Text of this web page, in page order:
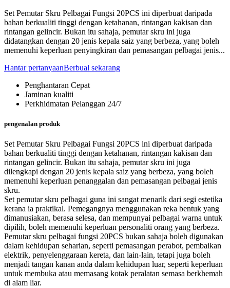
Set Pemutar Skru Pelbagai Fungsi 20PCS ini diperbuat daripada
bahan berkualiti tinggi dengan ketahanan, rintangan kakisan dan
rintangan gelincir. Bukan itu sahaja, pemutar skru ini juga
didatangkan dengan 20 jenis kepala saiz yang berbeza, yang boleh
memenuhi keperluan penyingkiran dan pemasangan pelbagai jenis...
Hantar pertanyaanBerbual sekarang
Penghantaran Cepat
Jaminan kualiti
Perkhidmatan Pelanggan 24/7
pengenalan produk
Set Pemutar Skru Pelbagai Fungsi 20PCS ini diperbuat daripada
bahan berkualiti tinggi dengan ketahanan, rintangan kakisan dan
rintangan gelincir. Bukan itu sahaja, pemutar skru ini juga
dilengkapi dengan 20 jenis kepala saiz yang berbeza, yang boleh
memenuhi keperluan penanggalan dan pemasangan pelbagai jenis
skru.
Set pemutar skru pelbagai guna ini sangat menarik dari segi estetika
kerana ia praktikal. Pemegangnya menggunakan reka bentuk yang
dimanusiakan, berasa selesa, dan mempunyai pelbagai warna untuk
dipilih, boleh memenuhi keperluan personaliti orang yang berbeza.
Pemutar skru pelbagai fungsi 20PCS bukan sahaja boleh digunakan
dalam kehidupan seharian, seperti pemasangan perabot, pembaikan
elektrik, penyelenggaraan kereta, dan lain-lain, tetapi juga boleh
menjadi tangan kanan anda dalam kehidupan luar, seperti keperluan
untuk membuka atau memasang kotak peralatan semasa berkhemah
di alam liar.